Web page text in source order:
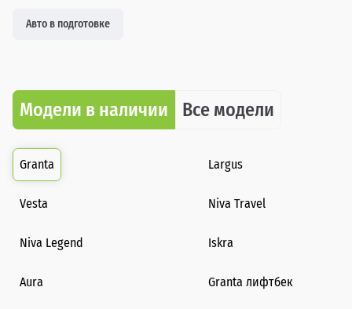
Авто в подготовке
Модели в наличии Все модели
Granta Largus
Vesta Niva Travel
Niva Legend Iskra
Aura Granta лифтбек